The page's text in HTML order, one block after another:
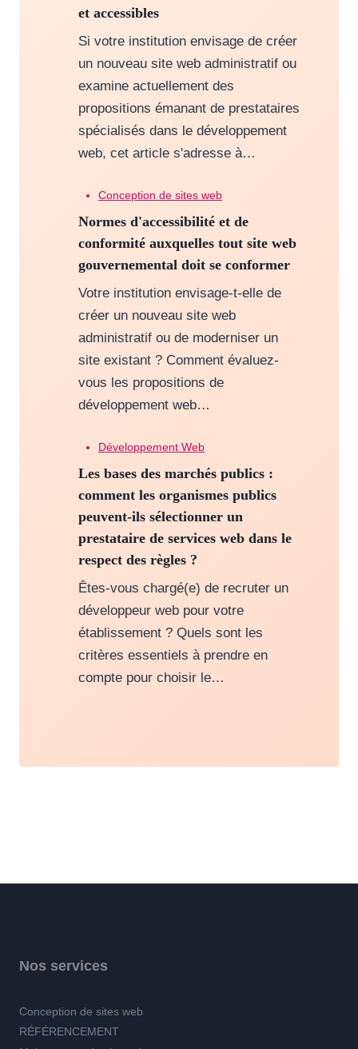
et accessibles
Si votre institution envisage de créer
un nouveau site web administratif ou
examine actuellement des
propositions émanant de prestataires
spécialisés dans le développement
web, cet article s'adresse à…
Conception de sites web
Normes d'accessibilité et de
conformité auxquelles tout site web
gouvernemental doit se conformer
Votre institution envisage-t-elle de
créer un nouveau site web
administratif ou de moderniser un
site existant ? Comment évaluez-
vous les propositions de
développement web…
Développement Web
Les bases des marchés publics :
comment les organismes publics
peuvent-ils sélectionner un
prestataire de services web dans le
respect des règles ?
Êtes-vous chargé(e) de recruter un
développeur web pour votre
établissement ? Quels sont les
critères essentiels à prendre en
compte pour choisir le…
Nos services
Conception de sites web
RÉFÉRENCEMENT